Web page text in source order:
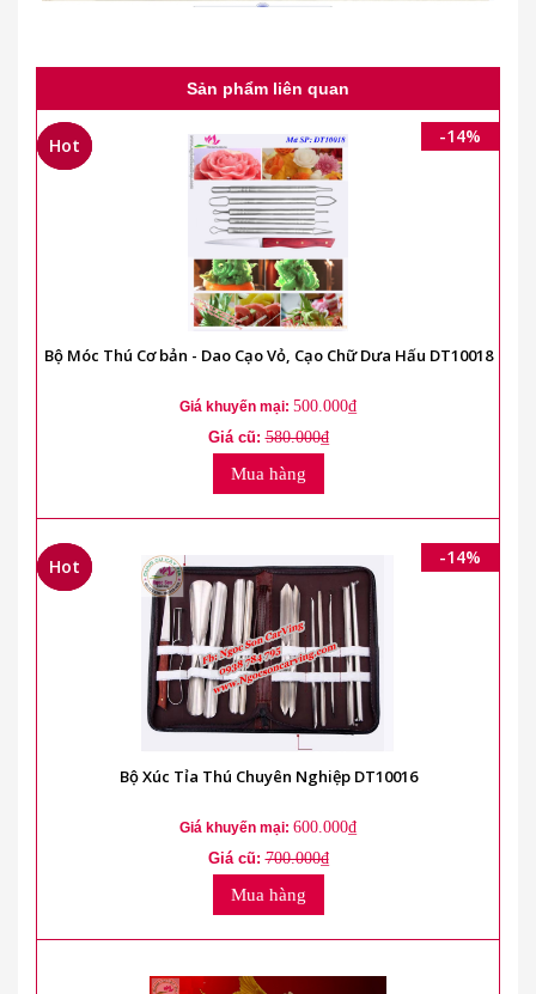
Sản phẩm liên quan
Hot
Hot
Hot -14%
Bộ Móc Thú Cơ bản - Dao Cạo Vỏ, Cạo Chữ Dưa Hấu DT10018
Giá khuyến mại: 500.000₫
Giá cũ:580.000₫
Mua hàng
Hot
Hot
Hot -14%
Bộ Xúc Tỉa Thú Chuyên Nghiệp DT10016
Giá khuyến mại: 600.000₫
Giá cũ:700.000₫
Mua hàng